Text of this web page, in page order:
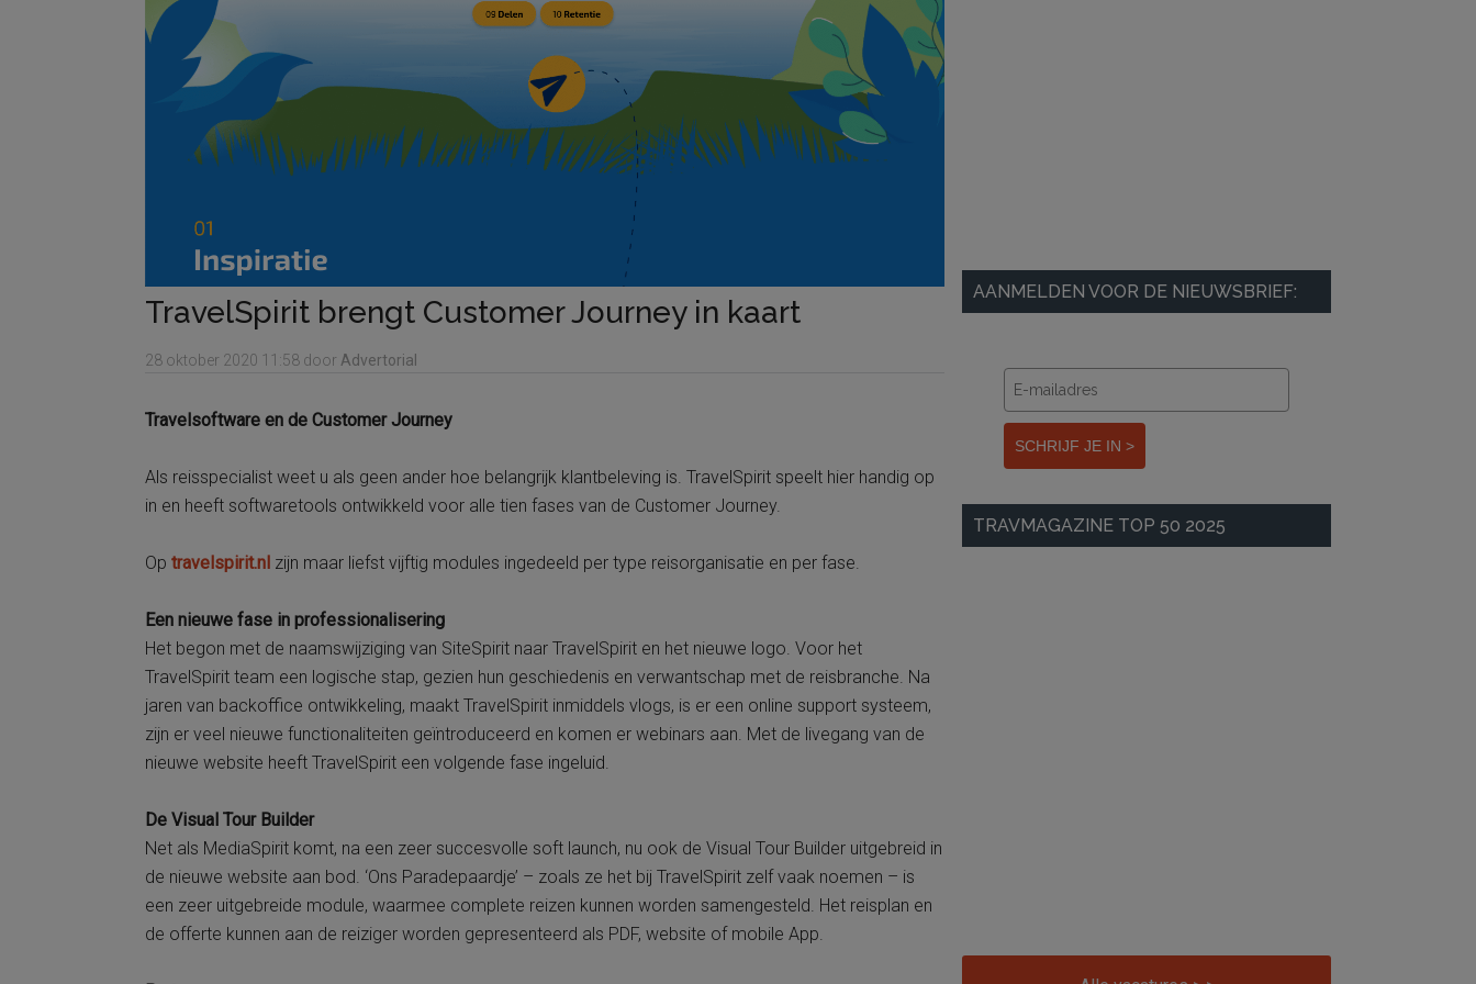
TravelSpirit brengt Customer Journey in kaart
28 oktober 2020 11:58 door Advertorial
Travelsoftware en de Customer Journey
Als reisspecialist weet u als geen ander hoe belangrijk klantbeleving is. TravelSpirit speelt hier handig op
in en heeft softwaretools ontwikkeld voor alle tien fases van de Customer Journey.
Op travelspirit.nl zijn maar liefst vijftig modules ingedeeld per type reisorganisatie en per fase.
Een nieuwe fase in professionalisering
Het begon met de naamswijziging van SiteSpirit naar TravelSpirit en het nieuwe logo. Voor het
TravelSpirit team een logische stap, gezien hun geschiedenis en verwantschap met de reisbranche. Na
jaren van backoffice ontwikkeling, maakt TravelSpirit inmiddels vlogs, is er een online support systeem,
zijn er veel nieuwe functionaliteiten geïntroduceerd en komen er webinars aan. Met de livegang van de
nieuwe website heeft TravelSpirit een volgende fase ingeluid.
De Visual Tour Builder
Net als MediaSpirit komt, na een zeer succesvolle soft launch, nu ook de Visual Tour Builder uitgebreid in
de nieuwe website aan bod. ‘Ons Paradepaardje’ – zoals ze het bij TravelSpirit zelf vaak noemen – is
een zeer uitgebreide module, waarmee complete reizen kunnen worden samengesteld. Het reisplan en
de offerte kunnen aan de reiziger worden gepresenteerd als PDF, website of mobile App.
AANMELDEN VOOR DE NIEUWSBRIEF:
SCHRIJF JE IN >
TRAVMAGAZINE TOP 50 2025